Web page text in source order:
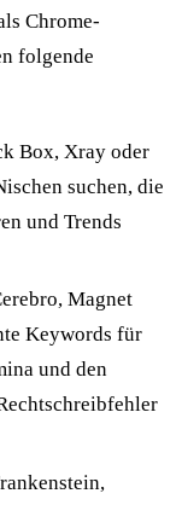
Chrome-
folgende
Box, Xray oder
suchen, die
und Trends
Magnet
Keywords für
und den